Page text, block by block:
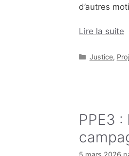
d’autres
Lire la suite
Catégories
Justice,
PPE3